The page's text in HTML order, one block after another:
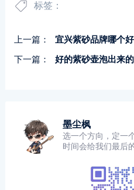
标签：
上一篇：
宜兴紫砂品牌哪个
下一篇：
好的紫砂壶泡出来
墨尘枫
选一个方向，定一
时间会给我们最后